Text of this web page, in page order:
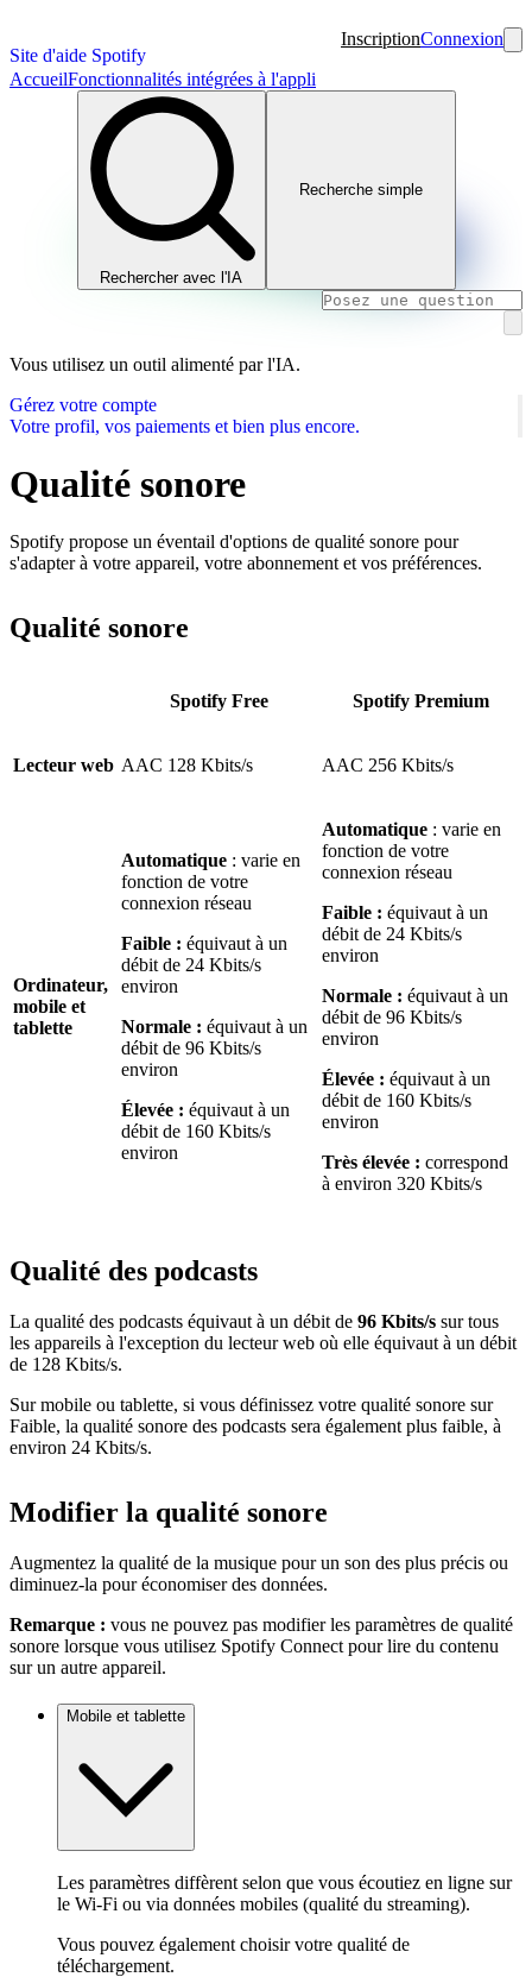
Site d'aide Spotify
InscriptionConnexion
AccueilFonctionnalités intégrées à l'appli
Rechercher avec l'IA
Recherche simple
Vous utilisez un outil alimenté par l'IA.
Gérez votre compte
Votre profil, vos paiements et bien plus encore.
Qualité sonore
Spotify propose un éventail d'options de qualité sonore pour
s'adapter à votre appareil, votre abonnement et vos préférences.
Qualité sonore
Spotify Free Spotify Premium
Lecteur web AAC 128 Kbits/s AAC 256 Kbits/s
Ordinateur,
mobile et
tablette
Automatique : varie en
fonction de votre
connexion réseau
Faible : équivaut à un
débit de 24 Kbits/s
environ
Normale : équivaut à un
débit de 96 Kbits/s
environ
Élevée : équivaut à un
débit de 160 Kbits/s
environ
Automatique : varie en
fonction de votre
connexion réseau
Faible : équivaut à un
débit de 24 Kbits/s
environ
Normale : équivaut à un
débit de 96 Kbits/s
environ
Élevée : équivaut à un
débit de 160 Kbits/s
environ
Très élevée : correspond
à environ 320 Kbits/s
Qualité des podcasts
La qualité des podcasts équivaut à un débit de 96 Kbits/s sur tous
les appareils à l'exception du lecteur web où elle équivaut à un débit
de 128 Kbits/s.
Sur mobile ou tablette, si vous définissez votre qualité sonore sur
Faible, la qualité sonore des podcasts sera également plus faible, à
environ 24 Kbits/s.
Modifier la qualité sonore
Augmentez la qualité de la musique pour un son des plus précis ou
diminuez-la pour économiser des données.
Remarque : vous ne pouvez pas modifier les paramètres de qualité
sonore lorsque vous utilisez Spotify Connect pour lire du contenu
sur un autre appareil.
Mobile et tablette
Les paramètres diffèrent selon que vous écoutiez en ligne sur
le Wi-Fi ou via données mobiles (qualité du streaming).
Vous pouvez également choisir votre qualité de
téléchargement.